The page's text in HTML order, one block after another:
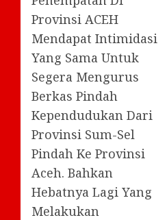
Provinsi ACEH
Mendapat Intimidasi
Yang Sama Untuk
Segera Mengurus
Berkas Pindah
Kependudukan Dari
Provinsi Sum-Sel
Pindah Ke Provinsi
Aceh. Bahkan
Hebatnya Lagi Yang
Melakukan